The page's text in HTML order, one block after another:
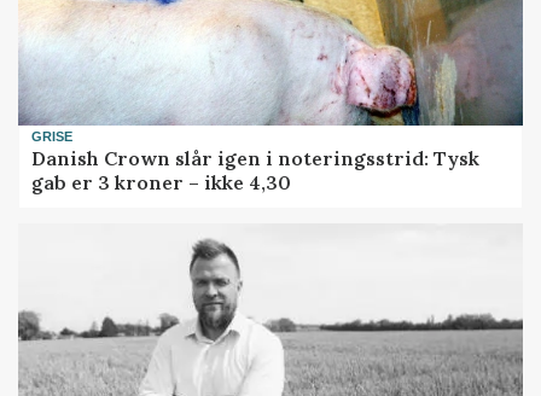
GRISE
Danish Crown slår igen i noteringsstrid: Tysk
gab er 3 kroner – ikke 4,30